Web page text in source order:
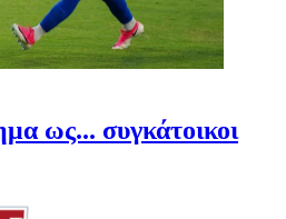
ως... συγκάτοικοι